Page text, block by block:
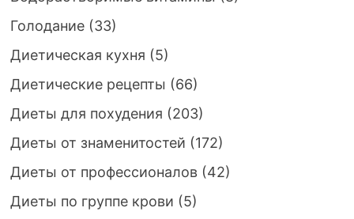
Голодание(33)
Диетическая кухня (5)
Диетические рецепты (66)
Диеты для похудения (203)
Диеты от знаменитостей (172)
Диеты от профессионалов(42)
Диеты по группе крови (5)